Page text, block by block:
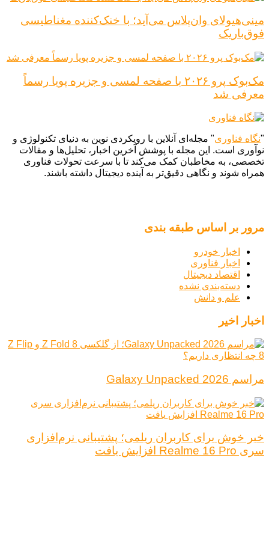
مینی‌هیولای وان‌پلاس می‌آید؛ با خنک‌کننده مغناطیسی
فوق‌باریک
مک‌بوک پرو ۲۰۲۶ با صفحه لمسی و جزیره پویا رسماً
معرفی شد
"نگاه فناوری" مجله‌ای آنلاین با رویکردی نوین به دنیای تکنولوژی و
نوآوری است. این مجله با پوشش آخرین اخبار، تحلیل‌ها و مقالات
تخصصی، به مخاطبان کمک می‌کند تا با سرعت تحولات فناوری
همراه شوند و نگاهی دقیق‌تر به آینده دیجیتال داشته باشند.
مرور بر اساس طبقه بندی
اخبار خودرو
اخبار فناوری
اقتصاد دیجیتال
دسته‌بندی نشده
علم و دانش
اخبار اخیر
مراسم Galaxy Unpacked 2026
خبر خوش برای کاربران ریلمی؛ پشتیبانی نرم‌افزاری
سری Realme 16 Pro افزایش یافت